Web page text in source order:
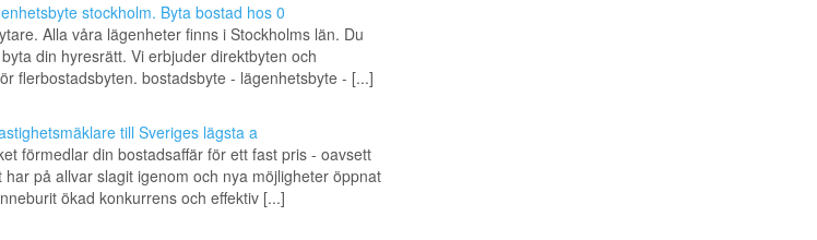
stockholm. Byta bostad hos 0
Alla våra lägenheter finns i Stockholms län. Du
din hyresrätt. Vi erbjuder direktbyten och
flerbostadsbyten. bostadsbyte - lägenhetsbyte - [...]
till Sveriges lägsta a
förmedlar din bostadsaffär för ett fast pris - oavsett
på allvar slagit igenom och nya möjligheter öppnat
ökad konkurrens och effektiv [...]